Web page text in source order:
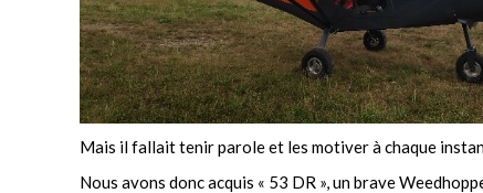
Mais il fallait tenir parole et les motiver à chaque
Nous avons donc acquis « 53 DR », un brave